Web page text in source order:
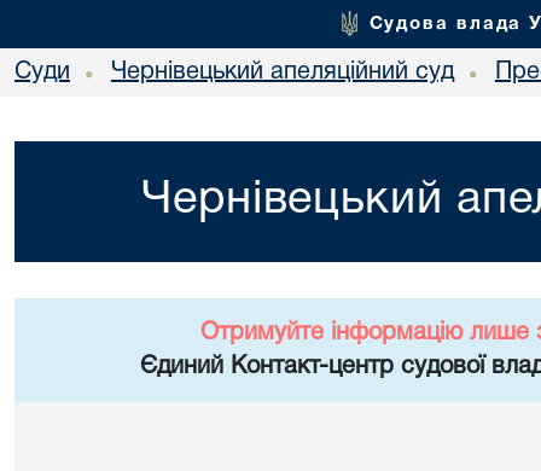
Судова влада
Суди • Чернівецький апеляційний суд •
Чернівецький
Отримуйте інформацію лише
Єдиний Контакт-центр судової